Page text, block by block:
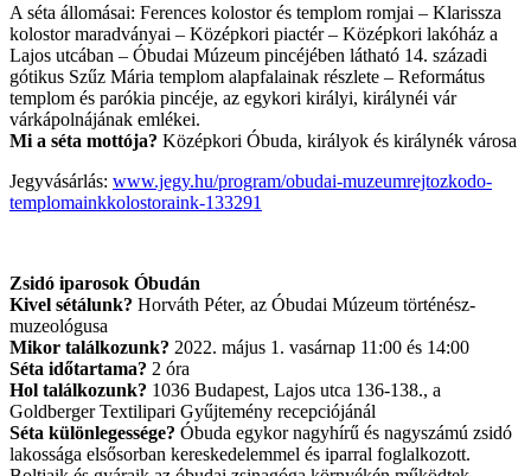
A séta állomásai: Ferences kolostor és templom romjai – Klarissza
kolostor maradványai – Középkori piactér – Középkori lakóház a
Lajos utcában – Óbudai Múzeum pincéjében látható 14. századi
gótikus Szűz Mária templom alapfalainak részlete – Református
templom és parókia pincéje, az egykori királyi, királynéi vár
várkápolnájának emlékei.
Mi a séta mottója? Középkori Óbuda, királyok és királynék városa
Jegyvásárlás: www.jegy.hu/program/obudai-muzeumrejtozkodo-
templomainkkolostoraink-133291
Zsidó iparosok Óbudán
Kivel sétálunk? Horváth Péter, az Óbudai Múzeum történész-
muzeológusa
Mikor találkozunk? 2022. május 1. vasárnap 11:00 és 14:00
Séta időtartama? 2 óra
Hol találkozunk? 1036 Budapest, Lajos utca 136-138., a
Goldberger Textilipari Gyűjtemény recepciójánál
Séta különlegessége? Óbuda egykor nagyhírű és nagyszámú zsidó
lakossága elsősorban kereskedelemmel és iparral foglalkozott.